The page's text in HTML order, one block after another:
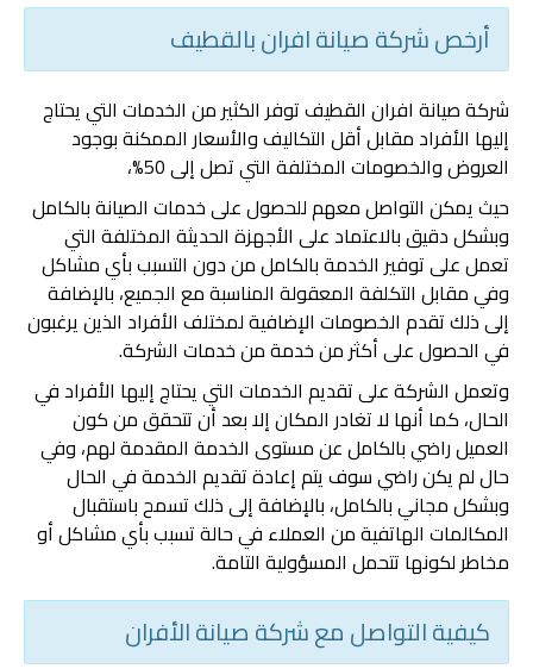
أرخص شركة صيانة افران بالقطيف
شركة صيانة افران القطيف توفر الكثير من الخدمات التي يحتاج
إليها الأفراد مقابل أقل التكاليف والأسعار الممكنة بوجود
العروض والخصومات المختلفة التي تصل إلى 50%،
حيث يمكن التواصل معهم للحصول على خدمات الصيانة بالكامل
وبشكل دقيق بالاعتماد على الأجهزة الحديثة المختلفة التي
تعمل على توفير الخدمة بالكامل من دون التسبب بأي مشاكل
وفي مقابل التكلفة المعقولة المناسبة مع الجميع، بالإضافة
إلى ذلك تقدم الخصومات الإضافية لمختلف الأفراد الذين يرغبون
في الحصول على أكثر من خدمة من خدمات الشركة.
‏وتعمل الشركة على تقديم الخدمات التي يحتاج إليها الأفراد في
الحال، كما أنها لا تغادر المكان إلا بعد أن تتحقق من كون
العميل راضي بالكامل عن مستوى الخدمة المقدمة لهم، وفي
حال لم يكن راضي سوف يتم إعادة تقديم الخدمة في الحال
وبشكل مجاني بالكامل، بالإضافة إلى ذلك تسمح باستقبال
المكالمات الهاتفية من العملاء في حالة تسبب بأي مشاكل أو
مخاطر لكونها تتحمل المسؤولية التامة.
كيفية التواصل مع شركة صيانة الأفران